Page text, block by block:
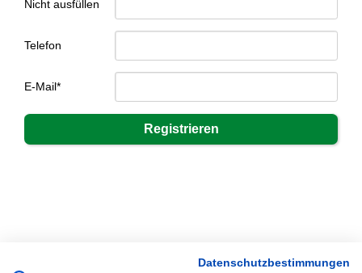
Nicht ausfüllen
Telefon
E-Mail*
Datenschutzbestimmungen